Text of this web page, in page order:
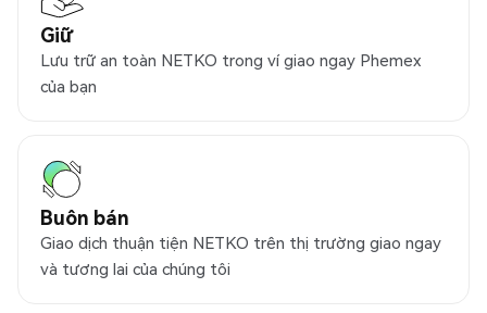
Giữ
Lưu trữ an toàn NETKO trong ví giao ngay Phemex
của bạn
Buôn bán
Giao dịch thuận tiện NETKO trên thị trường giao ngay
và tương lai của chúng tôi